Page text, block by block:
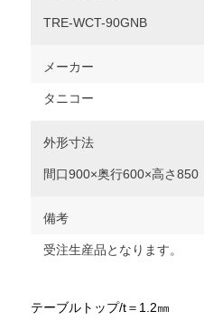
TRE-WCT-90GNB
メーカー
タニコー
外形寸法
間口900×奥行600×高さ850
備考
受注生産品となります。
テーブルトップ/t＝1.2㎜